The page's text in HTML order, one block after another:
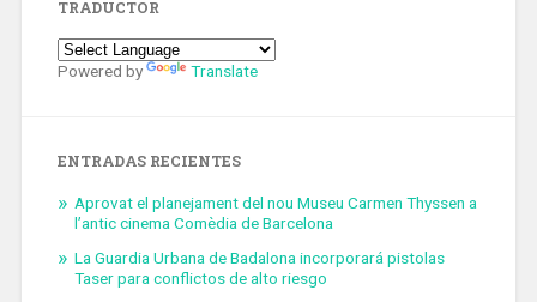
TRADUCTOR
Powered by Translate
ENTRADAS RECIENTES
Aprovat el planejament del nou Museu Carmen Thyssen a
l’antic cinema Comèdia de Barcelona
La Guardia Urbana de Badalona incorporará pistolas
Taser para conflictos de alto riesgo